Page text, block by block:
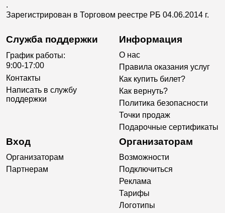
.
Зарегистрирован в Торговом реестре РБ 04.06.2014 г.
Служба поддержки
График работы:
9:00-17:00
Контакты
Написать в службу
поддержки
Информация
О нас
Правила оказания услуг
Как купить билет?
Как вернуть?
Политика безопасности
Точки продаж
Подарочные сертификаты
Вход
Организаторам
Партнерам
Организаторам
Возможности
Подключиться
Реклама
Тарифы
Логотипы